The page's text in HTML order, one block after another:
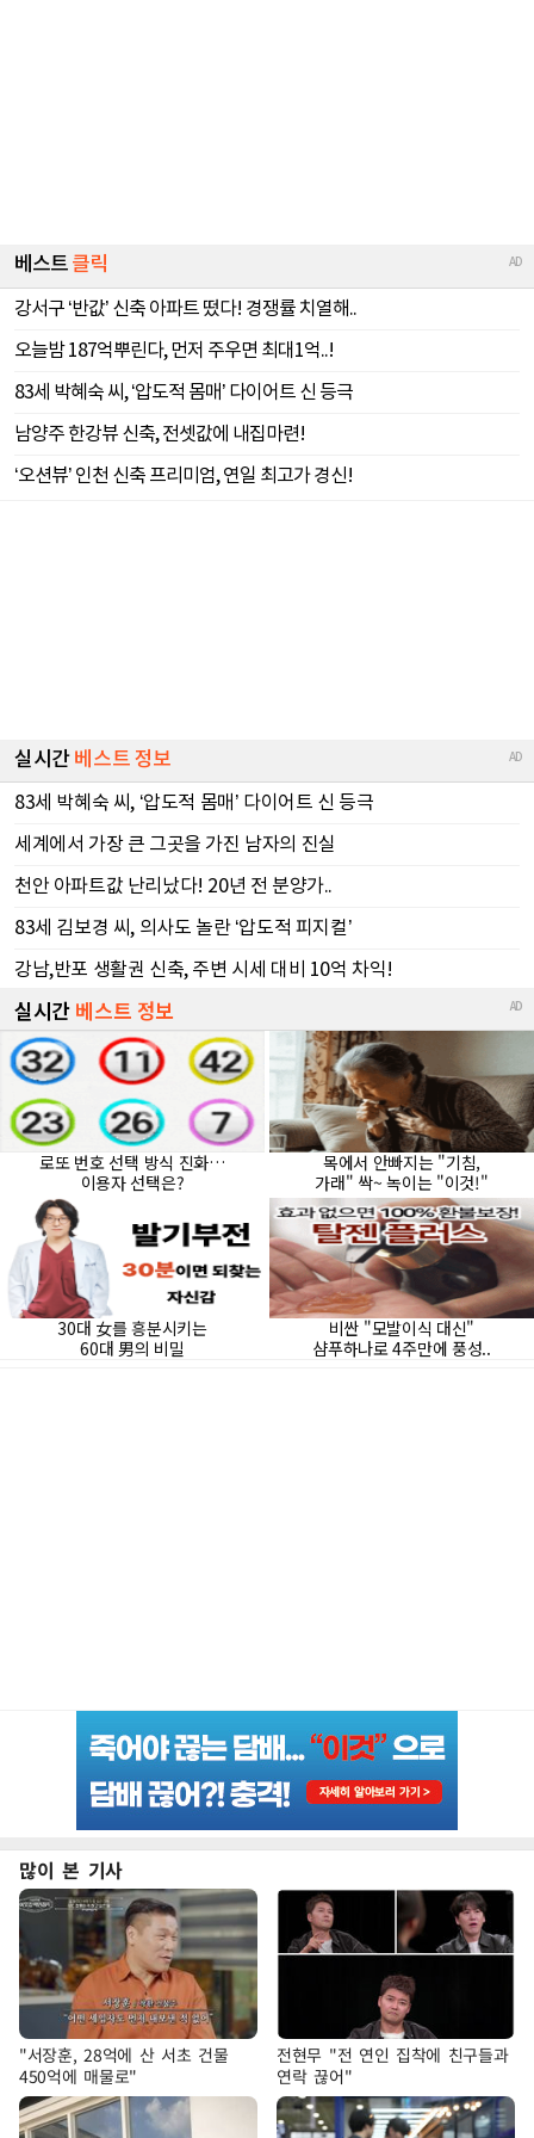
많이 본 기사
"서장훈, 28억에 산 서초 건물
450억에 매물로"
전현무 "전 연인 집착에 친구들과
연락 끊어"